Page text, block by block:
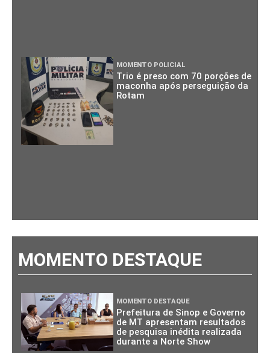
MOMENTO POLICIAL
Trio é preso com 70 porções de
maconha após perseguição da
Rotam
MOMENTO DESTAQUE
MOMENTO DESTAQUE
Prefeitura de Sinop e Governo
de MT apresentam resultados
de pesquisa inédita realizada
durante a Norte Show